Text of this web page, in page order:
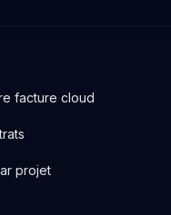
facture cloud
projet